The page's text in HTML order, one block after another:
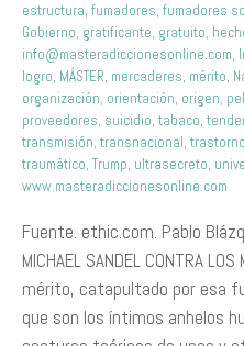
estructura, fumadores, fumadores
Gobierno, gratificante, gratuito,
info@masteradiccionesonline.com,
logro, MÁSTER, mercaderes, mérito,
organización, orientación, origen,
proveedores, suicidio, tabaco,
transmisión, transnacional,
traumático, Trump, ultrasecreto,
www.masteradiccionesonline.com
Fuente. ethic.com. Pablo
MICHAEL SANDEL CONTRA
mérito, catapultado por esa
que son los íntimos anhelos